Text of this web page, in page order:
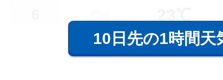
10日先の1時間天